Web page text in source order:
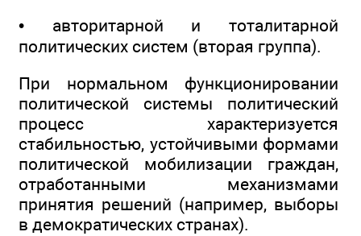
• авторитарной и тоталитарной
политических систем (вторая группа).
При нормальном функционировании
политической системы политический
процесс характеризуется
стабильностью, устойчивыми формами
политической мобилизации граждан,
отработанными механизмами
принятия решений (например, выборы
в демократических странах).